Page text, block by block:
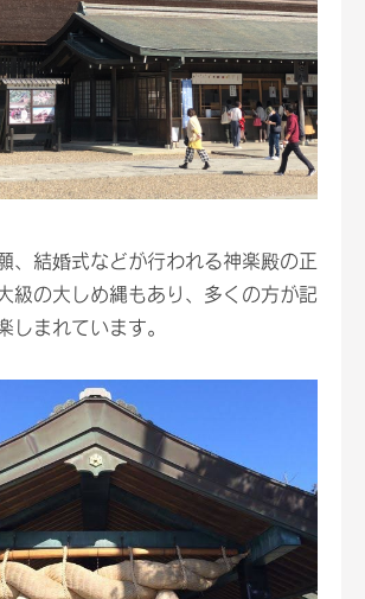
、結婚式などが行われる神楽殿の正
級の大しめ縄もあり、多くの方が記
しまれています。